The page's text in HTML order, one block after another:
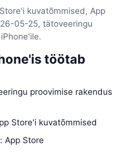
kuvatõmmised, App
05-25, tätoveeringu
töötab
proovimise rakendus
Store'i kuvatõmmised
App Store